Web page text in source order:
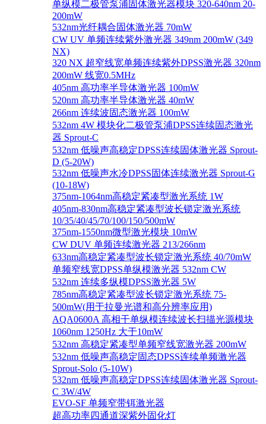
单纵模二极管泵浦固体激光器模块 320-640nm 20-
200mW
532nm光纤耦合固体激光器 70mW
CW UV 单频连续紫外激光器 349nm 200mW (349
NX)
320 NX 超窄线宽单频连续紫外DPSS激光器 320nm
200mW 线宽0.5MHz
405nm 高功率半导体激光器 100mW
520nm 高功率半导体激光器 40mW
266nm 连续波固态激光器 100mW
532nm 4W 模块化二极管泵浦DPSS连续固态激光
器 Sprout-C
532nm 低噪声高稳定DPSS连续固体激光器 Sprout-
D (5-20W)
532nm 低噪声水冷DPSS固体连续激光器 Sprout-G
(10-18W)
375nm-1064nm高稳定紧凑型激光系统 1W
405nm-830nm高稳定紧凑型波长锁定激光系统
10/35/40/45/70/100/150/500mW
375nm-1550nm微型激光模块 10mW
CW DUV 单频连续激光器 213/266nm
633nm高稳定紧凑型波长锁定激光系统 40/70mW
单频窄线宽DPSS单纵模激光器 532nm CW
532nm 连续多纵模DPSS激光器 5W
785nm高稳定紧凑型波长锁定激光系统 75-
500mW(用于拉曼光谱和高分辨率应用)
AQA0600A 高相干单纵模连续波长扫描光源模块
1060nm 1250Hz 大于10mW
532nm 高稳定紧凑型单频窄线宽激光器 200mW
532nm 低噪声高稳定固态DPSS连续单频激光器
Sprout‐Solo (5-10W)
532nm 低噪声高稳定DPSS连续固体激光器 Sprout-
C 3W/4W
EVO-SF 单频窄带铒激光器
超高功率四通道深紫外固化灯